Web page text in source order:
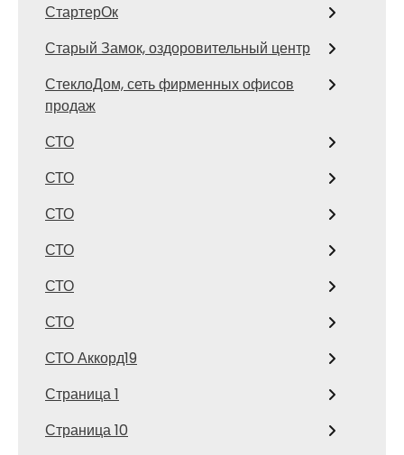
СтартерОк
Старый Замок, оздоровительный центр
СтеклоДом, сеть фирменных офисов
продаж
СТО
СТО
СТО
СТО
СТО
СТО
СТО Аккорд19
Страница 1
Страница 10